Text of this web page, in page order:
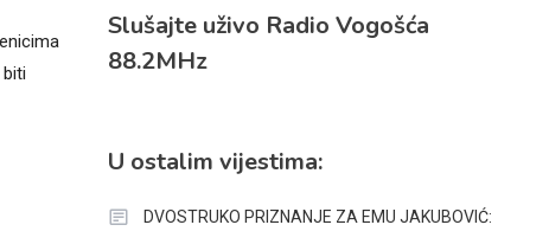
Slušajte uživo Radio Vogošća
88.2MHz
U ostalim vijestima:
DVOSTRUKO PRIZNANJE ZA EMU JAKUBOVIĆ: